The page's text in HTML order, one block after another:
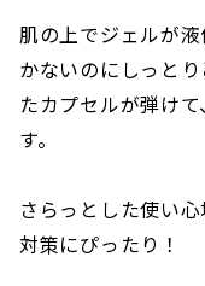
肌の上でジェルが
かないのにしっと
たカプセルが弾け
す。
さらっとした使い
対策にぴったり！